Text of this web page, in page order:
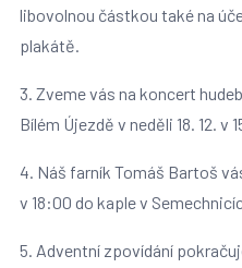
libovolnou částkou také na
plakátě.
3. Zveme vás na koncert
Bílém Újezdě v neděli 18. 12. v
4. Náš farník Tomáš Bartoš
v 18:00 do kaple v
5. Adventní zpovídání